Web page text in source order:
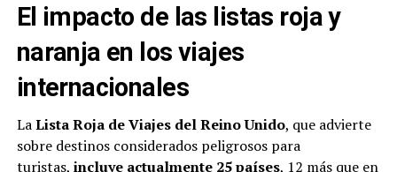
El impacto de las listas roja y
naranja en los viajes
internacionales
LaLista Roja de Viajes del Reino Unido, que advierte
sobre destinos considerados peligrosos para
turistas, incluye actualmente 25 países, 12 más que en